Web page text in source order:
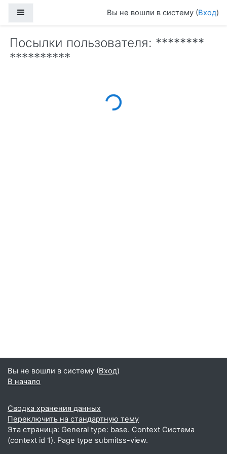
Вы не вошли в систему (Вход)
Посылки пользователя: ********
**********
Loading...
Вы не вошли в систему (Вход)
В начало
Сводка хранения данных
Переключить на стандартную тему
Эта страница: General type: base. Context Система
(context id 1). Page type submitss-view.